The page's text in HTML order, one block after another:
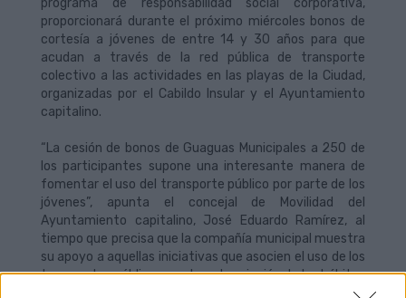
programa de responsabilidad social corporativa,
proporcionará durante el próximo miércoles bonos de
cortesía a jóvenes de entre 14 y 30 años para que
acudan a través de la red pública de transporte
colectivo a las actividades en las playas de la Ciudad,
organizadas por el Cabildo Insular y el Ayuntamiento
capitalino.
“La cesión de bonos de Guaguas Municipales a 250 de
los participantes supone una interesante manera de
fomentar el uso del transporte público por parte de los
jóvenes”, apunta el concejal de Movilidad del
Ayuntamiento capitalino, José Eduardo Ramírez, al
tiempo que precisa que la compañía municipal muestra
su apoyo a aquellas iniciativas que asocien el uso de los
transportes públicos con la potenciación de los hábitos